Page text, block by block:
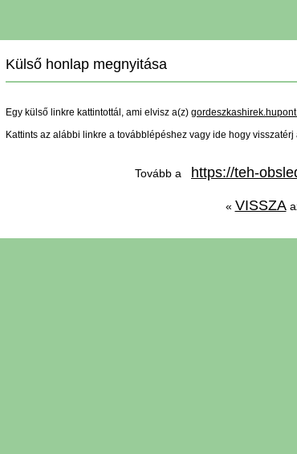
Külső honlap megnyitása
Egy külső linkre kattintottál, ami elvisz a(z)
Kattints az alábbi linkre a továbblépéshez vagy ide hogy visszatérj
Tovább a https://teh-
« VISSZA